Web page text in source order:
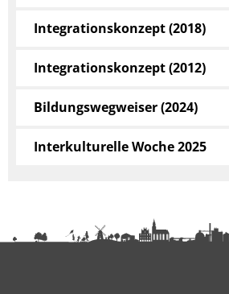
Integrationskonzept (2018)
Integrationskonzept (2012)
Bildungswegweiser (2024)
Interkulturelle Woche 2025